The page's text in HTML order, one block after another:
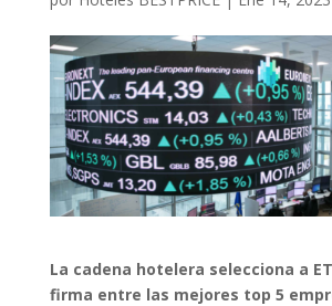
La cadena hotelera selecciona a
firma entre las mejores top 5